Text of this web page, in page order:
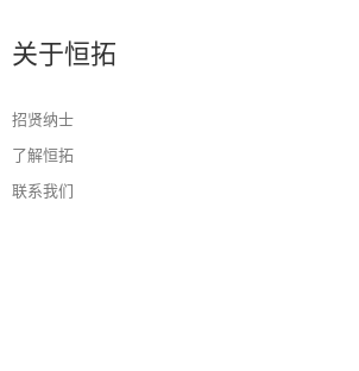
关于恒拓
招贤纳士
了解恒拓
联系我们